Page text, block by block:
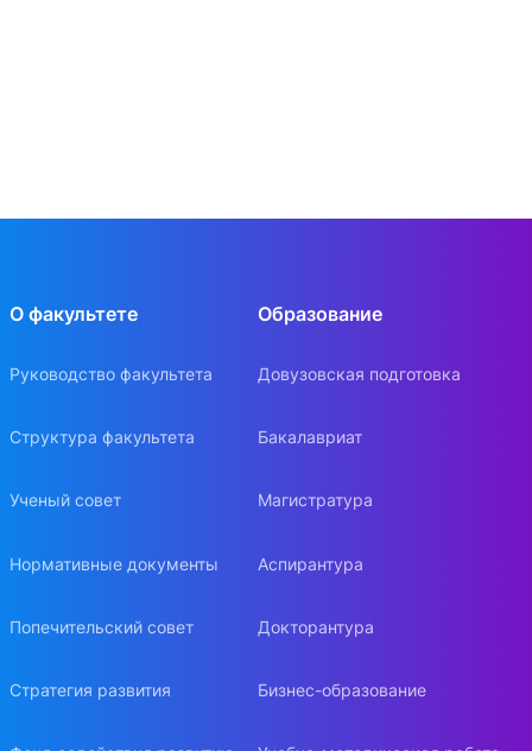
О факультете
Руководство факультета
Структура факультета
Ученый совет
Нормативные документы
Попечительский совет
Стратегия развития
Образование
Довузовская подготовка
Бакалавриат
Магистратура
Аспирантура
Докторантура
Бизнес-образование